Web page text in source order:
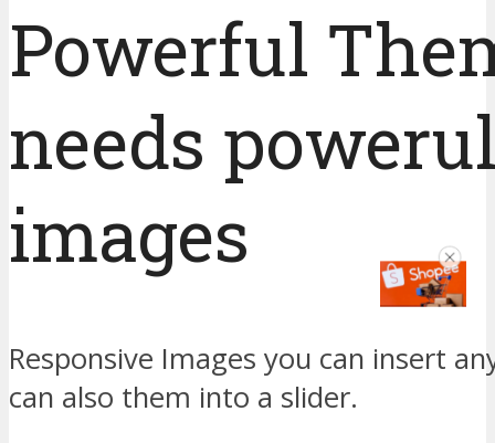
Powerful
needs
images
Responsive Images you can insert
can also them into a slider.